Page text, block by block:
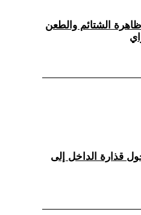
ظاهرة الشتائم والطعن
قذارة الداخل إلى